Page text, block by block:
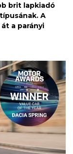
brit lapkiadó
A
a parányi